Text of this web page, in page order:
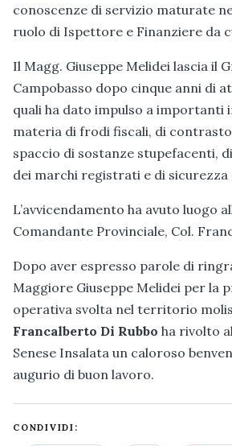
conoscenze di servizio maturate
ruolo di Ispettore e Finanziere da
Il Magg. Giuseppe Melidei lascia il
Campobasso dopo cinque anni di
quali ha dato impulso a importanti
materia di frodi fiscali, di
spaccio di sostanze stupefacenti,
dei marchi registrati e di
L’avvicendamento ha avuto luogo
Comandante Provinciale, Col.
Dopo aver espresso parole di
Maggiore Giuseppe Melidei per la
operativa svolta nel territorio
Francalberto Di Rubbo ha rivolto
Senese Insalata un caloroso
augurio di buon lavoro.
CONDIVIDI: